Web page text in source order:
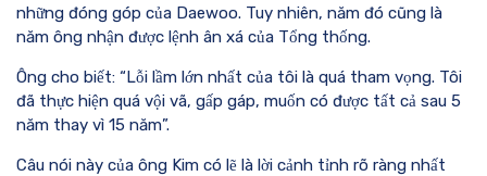
những đóng góp của Daewoo. Tuy nhiên, năm đó cũng là
năm ông nhận được lệnh ân xá của Tổng thống.
Ông cho biết: “Lỗi lầm lớn nhất của tôi là quá tham vọng. Tôi
đã thực hiện quá vội vã, gấp gáp, muốn có được tất cả sau 5
năm thay vì 15 năm”.
Câu nói này của ông Kim có lẽ là lời cảnh tỉnh rõ ràng nhất